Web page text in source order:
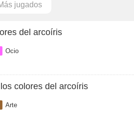
jugados
del arcoíris
Ocio
colores del arcoíris
Arte